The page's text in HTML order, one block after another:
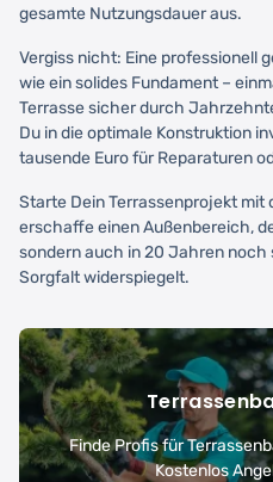
gesamte Nutzungsdauer aus.
Vergiss nicht: Eine professionell
wie ein solides Fundament –
Terrasse sicher durch
Du in die optimale Konstruktion
tausende Euro für Reparaturen
Starte Dein Terrassenprojekt mit
erschaffe einen Außenbereich,
sondern auch in 20 Jahren
Sorgfalt widerspiegelt.
Finde Profis für
Kostenlos